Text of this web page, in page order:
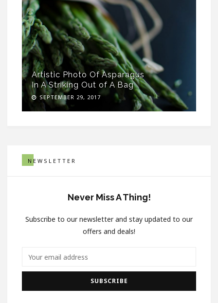
Artistic Photo Of Asparagus
In A Striking Out of A Bag
SEPTEMBER 29, 2017
NEWSLETTER
Never Miss A Thing!
Subscribe to our newsletter and stay updated to our
offers and deals!